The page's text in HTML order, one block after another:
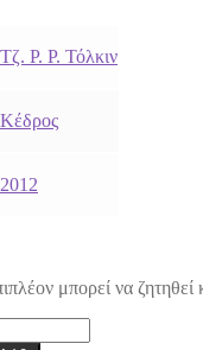
Τζ. Ρ. Ρ. Τόλκιν
Κέδρος
2012
μπορεί να ζητηθεί